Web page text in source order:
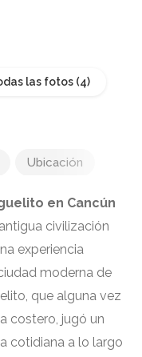
las fotos
Ubicación
en Cancún
civilización
experiencia
moderna de
que alguna vez
costero, jugó un
cotidiana a lo largo